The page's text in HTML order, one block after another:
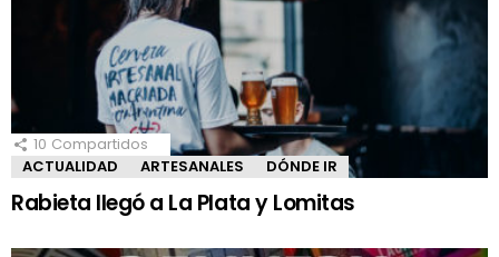
10 Compartidos
ACTUALIDAD
ARTESANALES DÓNDE IR
Rabieta llegó a La Plata y Lomitas